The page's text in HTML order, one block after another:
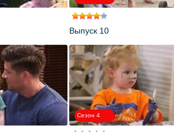
Выпуск 10
Сезон 4